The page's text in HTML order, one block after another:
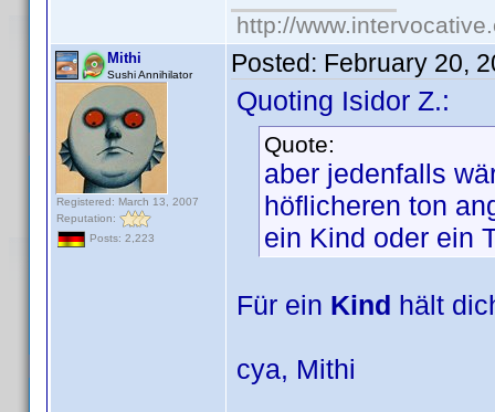
http://
Mithi
Sushi Annihilator
Registered: March 13, 2007
Reputation:
Posts: 2,223
Posted: February 20,
Quoting Isidor Z.:
Quote:
aber jedenfalls
höflicheren ton
ein Kind oder ein
Für ein Kind hält
cya, Mithi